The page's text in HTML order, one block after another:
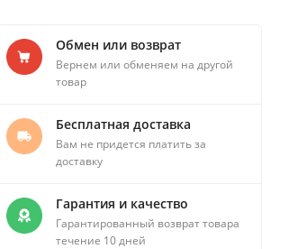
Обмен или возврат
Вернем или обменяем на другой
товар
Бесплатная доставка
Вам не придется платить за
доставку
Гарантия и качество
Гарантированный возврат товара
течение 10 дней